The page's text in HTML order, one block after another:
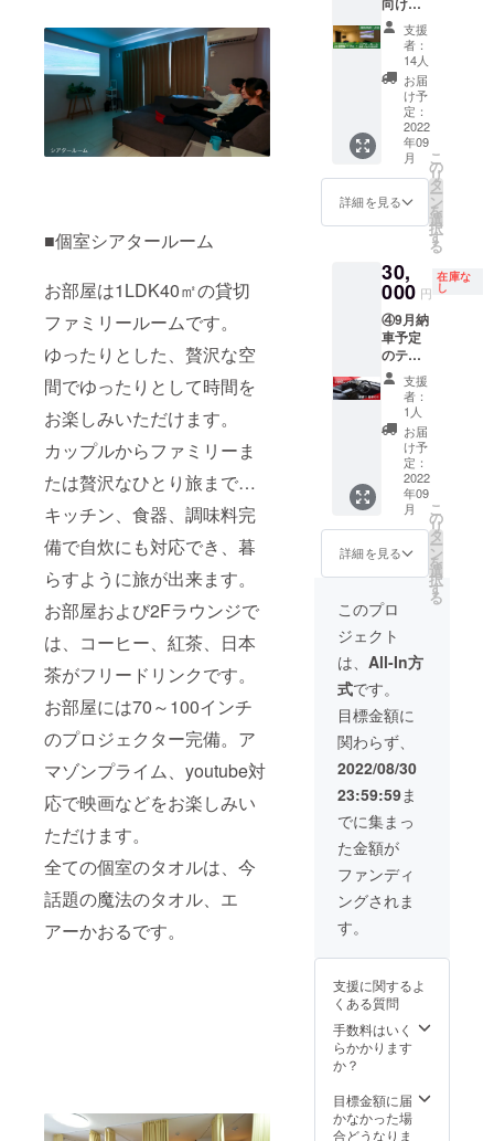
■個室シアタールーム
お部屋は1LDK40㎡の貸切
ファミリールームです。
ゆったりとした、贅沢な空
間でゆったりとして時間を
お楽しみいただけます。
カップルからファミリーま
たは贅沢なひとり旅まで…
キッチン、食器、調味料完
備で自炊にも対応でき、暮
らすように旅が出来ます。
お部屋および2Fラウンジで
は、コーヒー、紅茶、日本
茶がフリードリンクです。
お部屋には70～100インチ
のプロジェクター完備。ア
マゾンプライム、youtube対
応で映画などをお楽しみい
ただけます。
全ての個室のタオルは、今
話題の魔法のタオル、エ
アーかおるです。
しておりま
す。
ださい
ケット
有効期
限：
2022年
9月1
日〜
2023年
2月28日
定価：
32,000
円 ※備
考欄に
前・住
所・電
を入力
してく
ださい
予約が
取れな
い人気
のお部
屋です
が、優
先的に
お取り
いたし
ます。
定員5名
までの
数が増
えても
現地で
追加支
払いで
OKで
す。 チ
ケット
有効期
限：
2022年
9月1
日〜
2023年
2月28日
定価：
52,000
チケッ
先の名
前・住
所・電
話番号
を入力
してく
ださい
プラン
です。
ゲスト
ハウス
の人気
のキッ
チン付
きシア
ター
ルーム
に2泊お
泊り頂
き、
りお試
しいた
だけま
す。な
かなか
予約が
取れな
い人気
のお部
屋です
が、優
先的に
お取り
いたし
ます。
定員5名
までの
で、人
数が増
えても
現地で
追加支
払いで
OKで
す。 チ
ケット
有効期
限：
2022年
9月1
日〜
2023年
2月28日
定価：
64,000
チケッ
先の名
前・住
所・電
話番号
ださい
支援
者：
14人
お届
け予
定：
2022
年09
月
詳細を見る
こ
の
リ
タ
ー
ン
を
選
択
す
る
30,
000 円
在庫な
し
④9月納
車予定
のテス
ラ モ
デル3を
新車の
状態で
お試し
いただ
けるプ
ランで
す。 チ
ケット
有効期
限：
2022年
9月1
日〜
2022年
9月15日
※備考欄
にチ
ケット
送付先
の名
前・住
所・電
話番号
を入力
してく
ださい
支援
者：
1人
お届
け予
定：
2022
年09
月
詳細を見る
こ
の
リ
タ
ー
ン
を
選
択
す
る
このプロ
ジェクト
は、 All-In方
式です。
目標金額に
関わらず、
2022/08/30
23:59:59ま
でに集まっ
た金額が
ファンディ
ングされま
す。
支援に関するよ
くある質問
手数料はいく
らかかります
か？
目標金額に届
かなかった場
合どうなりま